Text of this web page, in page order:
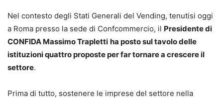
Nel contesto degli Stati Generali del Vending, tenutisi oggi
a Roma presso la sede di Confcommercio, il Presidente di
CONFIDA Massimo Trapletti ha posto sul tavolo delle
istituzioni quattro proposte per far tornare a crescere il
settore.
Prima di tutto, sostenere le imprese del settore nella